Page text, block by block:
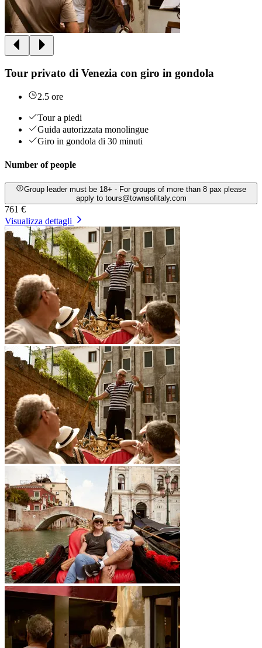
Tour privato di Venezia con giro in gondola
2.5 ore
Tour a piedi
Guida autorizzata monolingue
Giro in gondola di 30 minuti
Number of people
Group leader must be 18+ - For groups of more than 8 pax please
apply to tours@townsofitaly.com
761 €
Visualizza dettagli